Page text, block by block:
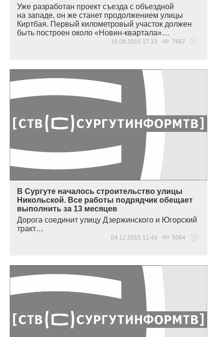
Уже разработан проект съезда с объездной
на западе, он же станет продолжением улицы
Киртбая. Первый километровый участок должен
быть построен около «Новин-квартала»…
16.08.2016 17:33 7667
В Сургуте началось строительство улицы
Никольской. Все работы подрядчик обещает
выполнить за 13 месяцев
Дорога соединит улицу Дзержинского и Югорский
тракт…
04.12.2015 11:43 5064